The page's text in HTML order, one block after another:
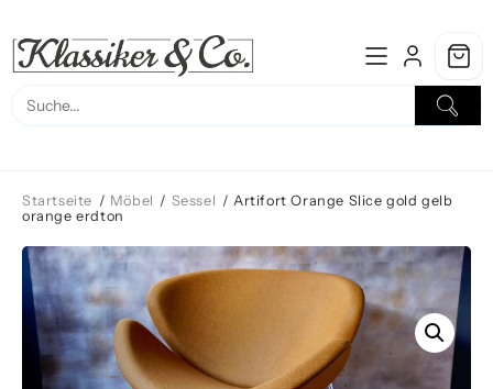
to
content
Startseite / Möbel / Sessel / Artifort Orange Slice gold gelb
orange erdton